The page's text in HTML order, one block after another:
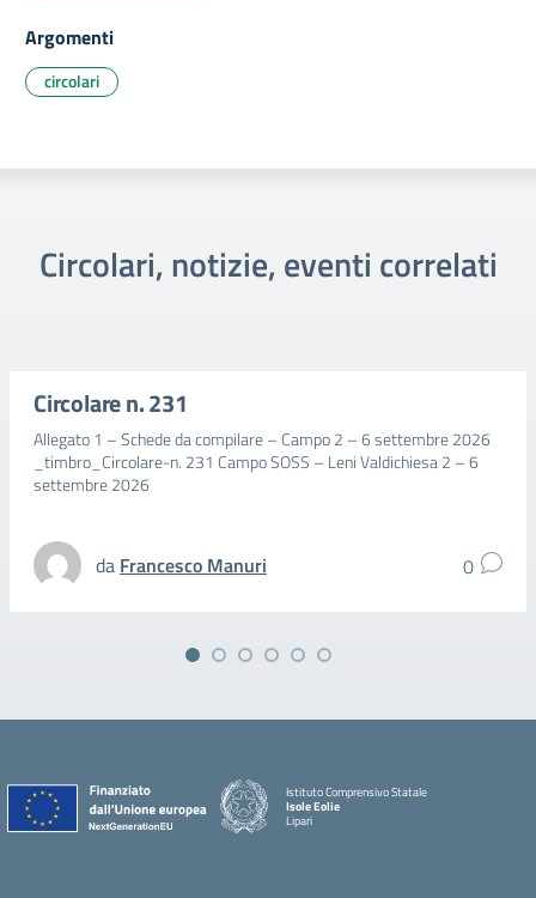
Argomenti
circolari
Circolari, notizie, eventi correlati
Circolare n. 231
Allegato 1 – Schede da compilare – Campo 2 – 6 settembre 2026
_timbro_Circolare-n. 231 Campo SOSS – Leni Valdichiesa 2 – 6
settembre 2026
da Francesco Manuri 0
Istituto Comprensivo Statale
Isole Eolie
Lipari